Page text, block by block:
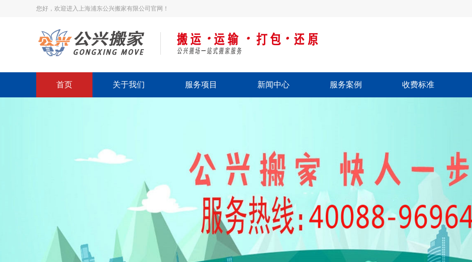
您好，欢迎进入上海浦东公兴搬家有限公司官网！
首页 关于我们 服务项目 新闻中心 服务案例 收费标准